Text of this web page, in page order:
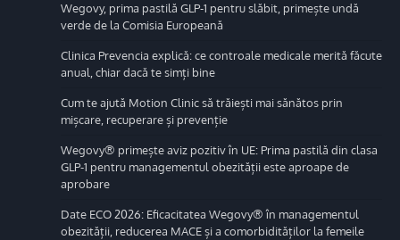
Wegovy, prima pastilă GLP-1 pentru slăbit, primește undă
verde de la Comisia Europeană
Clinica Prevencia explică: ce controale medicale merită făcute
anual, chiar dacă te simți bine
Cum te ajută Motion Clinic să trăiești mai sănătos prin
mișcare, recuperare și prevenție
Wegovy® primește aviz pozitiv în UE: Prima pastilă din clasa
GLP-1 pentru managementul obezității este aproape de
aprobare
Date ECO 2026: Eficacitatea Wegovy® în managementul
obezității, reducerea MACE și a comorbidităților la femeile